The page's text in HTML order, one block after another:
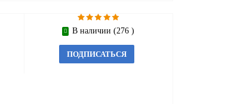
В наличии (276 )
ПОДПИСАТЬСЯ